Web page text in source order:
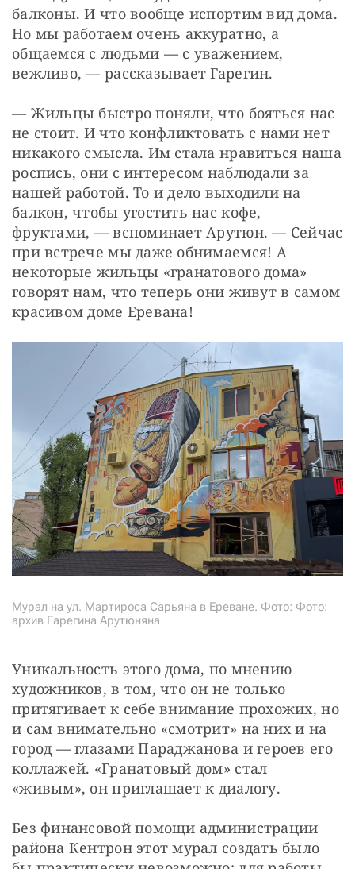
балконы. И что вообще испортим вид дома.
Но мы работаем очень аккуратно, а
общаемся с людьми — с уважением,
вежливо, — рассказывает Гарегин.
— Жильцы быстро поняли, что бояться нас
не стоит. И что конфликтовать с нами нет
никакого смысла. Им стала нравиться наша
роспись, они с интересом наблюдали за
нашей работой. То и дело выходили на
балкон, чтобы угостить нас кофе,
фруктами, — вспоминает Арутюн. — Сейчас
при встрече мы даже обнимаемся! А
некоторые жильцы «гранатового дома»
говорят нам, что теперь они живут в самом
красивом доме Еревана!
Мурал на ул. Мартироса Сарьяна в Ереване. Фото: Фото:
архив Гарегина Арутюняна
Уникальность этого дома, по мнению
художников, в том, что он не только
притягивает к себе внимание прохожих, но
и сам внимательно «смотрит» на них и на
город — глазами Параджанова и героев его
коллажей. «Гранатовый дом» стал
«живым», он приглашает к диалогу.
Без финансовой помощи администрации
района Кентрон этот мурал создать было